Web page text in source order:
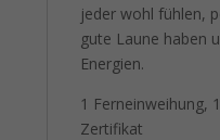
jeder wohl fühlen,
gute Laune haben
Energien.
1 Ferneinweihung,
Zertifikat